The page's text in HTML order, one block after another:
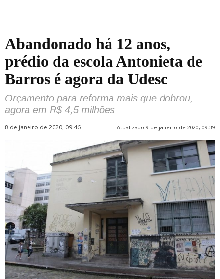
Abandonado há 12 anos,
prédio da escola Antonieta de
Barros é agora da Udesc
Orçamento para reforma mais que dobrou,
agora em R$ 4,5 milhões
8 de janeiro de 2020, 09:46 Atualizado 9 de janeiro de 2020, 09:39